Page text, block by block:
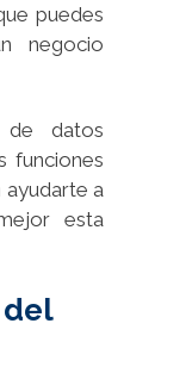
puedes
negocio
de datos
funciones
ayudarte a
esta
del